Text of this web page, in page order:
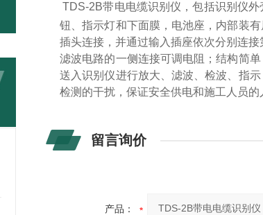
TDS-2B带电电缆识别仪，包括识别仪
钮、指示灯和下面膜，电池座，内部装
插头连接，并通过输入插座依次分别连接
滤波电路的一侧连接可调电阻；结构简
送入识别仪进行放大、滤波、检波、指
检测的干扰，保证安全供电和施工人员的
留言询价
产品：